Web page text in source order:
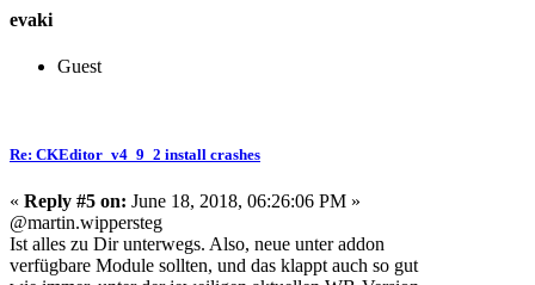
evaki
Guest
Re: CKEditor_v4_9_2 install crashes
« Reply #5 on: June 18, 2018, 06:26:06 PM »
@martin.wippersteg
Ist alles zu Dir unterwegs. Also, neue unter addon
verfügbare Module sollten, und das klappt auch so gut